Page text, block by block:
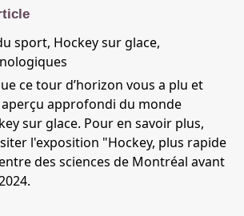
sport, Hockey sur glace,
ce tour d’horizon vous a plu et
approfondi du monde
sur glace. Pour en savoir plus,
l'exposition "Hockey, plus rapide
des sciences de Montréal avant